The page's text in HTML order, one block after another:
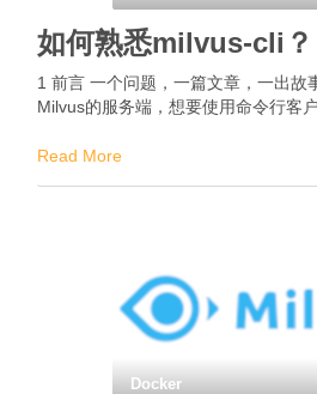
如何熟悉milvus-cli？
1 前言 一个问题，一篇文章，一出故
Milvus的服务端，想要使用命令行客
Read More
Docker